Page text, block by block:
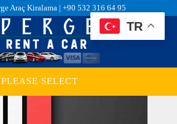
Araç Kiralama | +90 532 316 64 95
PLEASE SELECT
TR